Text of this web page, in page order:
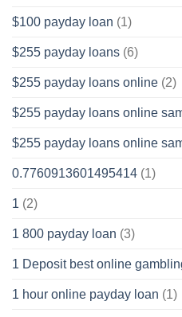
$100 payday loan (1)
$255 payday loans (6)
$255 payday loans online (2)
$255 payday loans online
$255 payday loans online
0.7760913601495414 (1)
1 (2)
1 800 payday loan (3)
1 Deposit best online
1 hour online payday loan (1)